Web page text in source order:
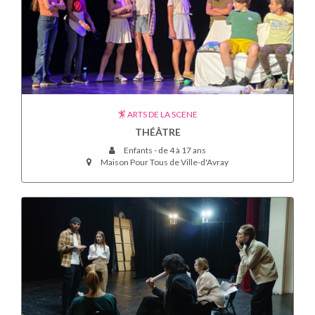
ARTS DE LA SCENE
THÉÂTRE
Enfants - de 4 à 17 ans
Maison Pour Tous de Ville-d'Avray